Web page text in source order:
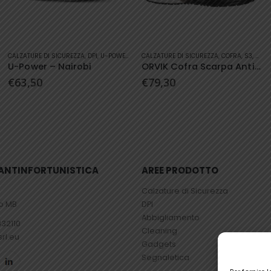
CALZATURE DI SICUREZZA, COFRA,S3,SCARPA BASSA
€79,30
CALZATURE DI SICUREZZA ,DIADORA UTILITY
Diadora Utility – Glove II High S3
€116,00
MB
AREE PRODOTTO
Calzature di Sicurezza
DPI
Abbigliamento
Cleaning
Gadgets
Segnaletica